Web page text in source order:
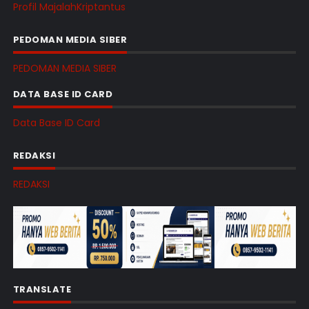
Profil MajalahKriptantus
PEDOMAN MEDIA SIBER
PEDOMAN MEDIA SIBER
DATA BASE ID CARD
Data Base ID Card
REDAKSI
REDAKSI
TRANSLATE